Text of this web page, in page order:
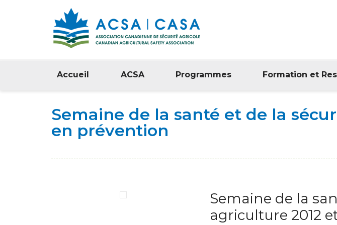
Accueil ACSA Programmes Formation et
Semaine de la santé et de la
en prévention
Semaine de la
agriculture 2012